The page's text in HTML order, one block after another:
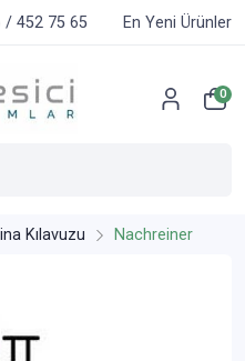
/ 452 75 65 En Yeni Ürünler
0
Kılavuzu Nachreiner